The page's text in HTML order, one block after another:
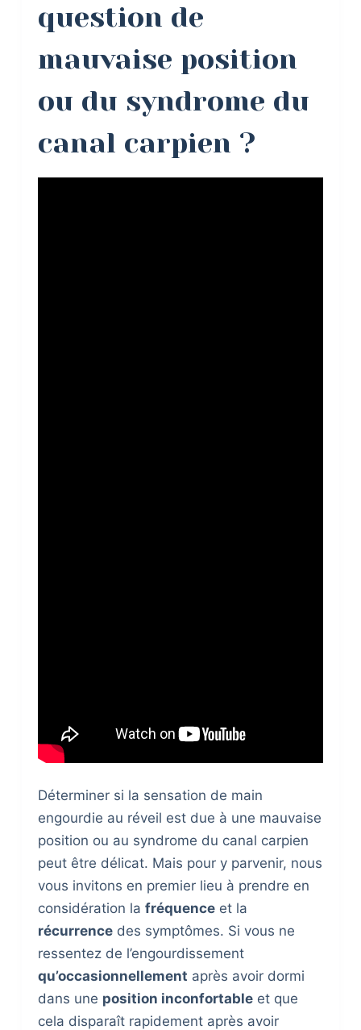
question de
mauvaise position
ou du syndrome du
canal carpien ?
Déterminer si la sensation de main
engourdie au réveil est due à une mauvaise
position ou au syndrome du canal carpien
peut être délicat. Mais pour y parvenir, nous
vous invitons en premier lieu à prendre en
considération la fréquenceet la
récurrencedes symptômes. Si vous ne
ressentez de l’engourdissement
qu’occasionnellement après avoir dormi
dans une position inconfortableet que
cela disparaît rapidement après avoir